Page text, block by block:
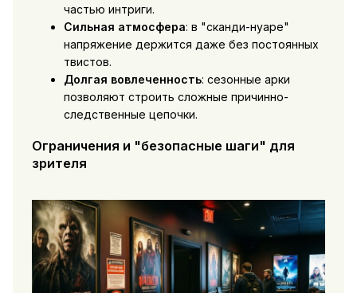
частью интриги.
Сильная атмосфера: в "сканди-нуаре"
напряжение держится даже без постоянных
твистов.
Долгая вовлеченность: сезонные арки
позволяют строить сложные причинно-
следственные цепочки.
Ограничения и "безопасные шаги" для
зрителя